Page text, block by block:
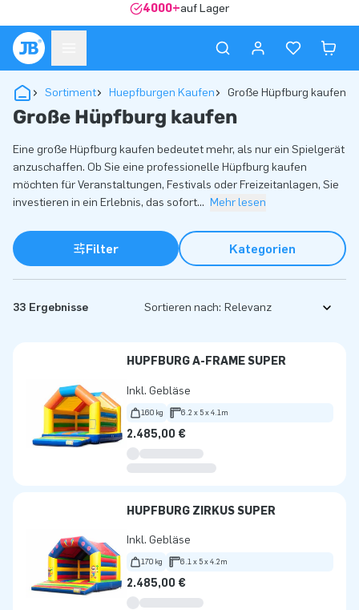
4000+auf Lager
Sortiment Huepfburgen Kaufen Große Hüpfburg kaufen
Große Hüpfburg kaufen
Eine große Hüpfburg kaufen bedeutet mehr, als nur ein Spielgerät
anzuschaffen. Ob Sie eine professionelle Hüpfburg kaufen
möchten für Veranstaltungen, Festivals oder Freizeitanlagen, Sie
investieren in ein Erlebnis, das sofort... Mehr lesen
Filter Kategorien
33 Ergebnisse Sortieren nach:
HÜPFBURG A-FRAME SUPER
Inkl. Gebläse
160 kg 6.2 x 5 x 4.1m
2.485,00 €
HÜPFBURG ZIRKUS SUPER
Inkl. Gebläse
170 kg 6.1 x 5 x 4.2m
2.485,00 €